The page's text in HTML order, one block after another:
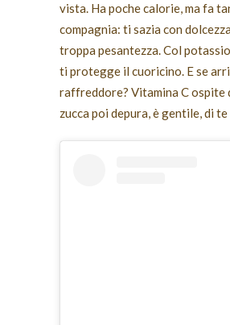
vista. Ha poche calorie,ma fa
compagnia: ti sazia con
troppa pesantezza.Col potassio
ti protegge il cuoricino. E se
raffreddore? Vitamina Cospite
zucca poi depura,è gentile, di te